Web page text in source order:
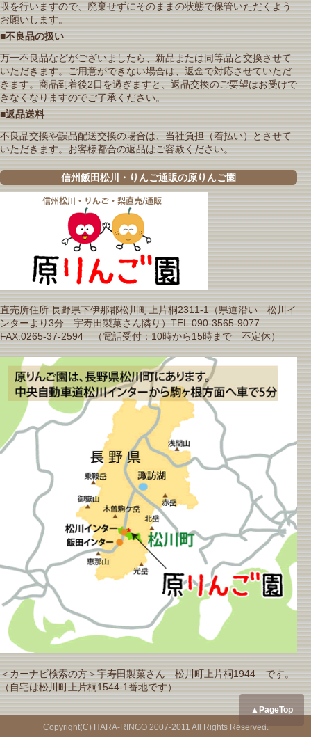
収を行いますので、廃棄せずにそのままの状態で保管いただくよう
お願いします。
■不良品の扱い
万一不良品などがございましたら、新品または同等品と交換させて
いただきます。ご用意ができない場合は、返金で対応させていただ
きます。商品到着後2日を過ぎますと、返品交換のご要望はお受けで
きなくなりますのでご了承ください。
■返品送料
不良品交換や誤品配送交換の場合は、当社負担（着払い）とさせて
いただきます。お客様都合の返品はご容赦ください。
信州飯田松川・りんご通販の原りんご園
直売所住所 長野県下伊那郡松川町上片桐2311-1（県道沿い 松川イ
ンターより3分 宇寿田製菓さん隣り）TEL:090-3565-9077
FAX:0265-37-2594 （電話受付：10時から15時まで 不定休）
＜カーナビ検索の方＞宇寿田製菓さん 松川町上片桐1944 です。
（自宅は松川町上片桐1544-1番地です）
Copyright(C) HARA-RINGO 2007-2011 All Rights Reserved.
▲PageTop